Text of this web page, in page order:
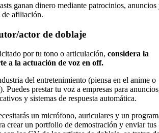
ganan dinero mediante patrocinios, anuncios
de afiliación.
actor de doblaje
por tu tono o articulación, considera la
a la actuación de voz en off.
del entretenimiento (piensa en el anime o
Puedes prestar tu voz a empresas para
y sistemas de respuesta automática.
un micrófono, auriculares y un
crear un portfolio de demostración y enviar tus